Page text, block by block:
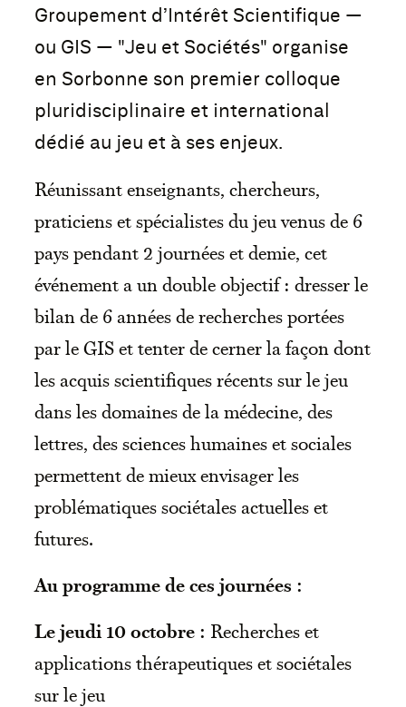
Groupement d’Intérêt Scientifique —
ou GIS — "Jeu et Sociétés" organise
en Sorbonne son premier colloque
pluridisciplinaire et international
dédié au jeu et à ses enjeux.
Réunissant enseignants, chercheurs,
praticiens et spécialistes du jeu venus de 6
pays pendant 2 journées et demie, cet
événement a un double objectif : dresser le
bilan de 6 années de recherches portées
par le GIS et tenter de cerner la façon dont
les acquis scientifiques récents sur le jeu
dans les domaines de la médecine, des
lettres, des sciences humaines et sociales
permettent de mieux envisager les
problématiques sociétales actuelles et
futures.
Au programme de ces journées :
Le jeudi 10 octobre : Recherches et
applications thérapeutiques et sociétales
sur le jeu